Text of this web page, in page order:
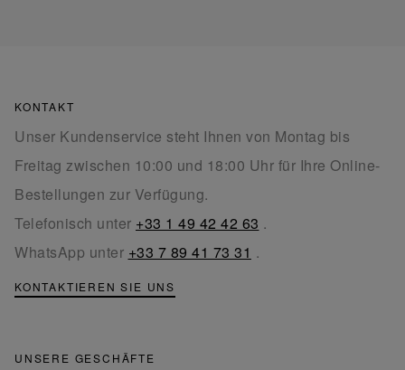
KONTAKT
Unser Kundenservice steht Ihnen von Montag bis
Freitag zwischen 10:00 und 18:00 Uhr für Ihre Online-
Bestellungen zur Verfügung.
Telefonisch unter +33 1 49 42 42 63 .
WhatsApp unter +33 7 89 41 73 31 .
KONTAKTIEREN SIE UNS
UNSERE GESCHÄFTE